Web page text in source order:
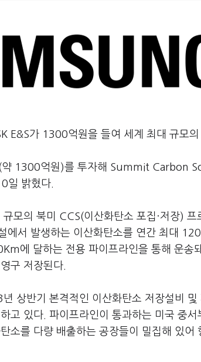
E&S가 1300억원을 들여 세계 최대 규모
약 1300억원)를 투자해 Summit Carbon
일 밝혔다.
모의 북미 CCS(이산화탄소 포집·저장)
에서 발생하는 이산화탄소를 연간 최대
에 달하는 전용 파이프라인을 통해 운
구 저장된다.
상반기 본격적인 이산화탄소 저장설비
고 있다. 파이프라인이 통과하는 미국 중
소를 다량 배출하는 공장들이 밀집해 있